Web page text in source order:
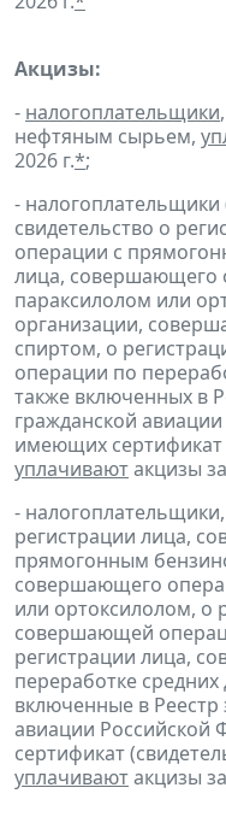
Акцизы:
- налогоплательщики
нефтяным сырьем,
2026 г.*;
-
свидетельство о
операции с
лица, совершающего
параксилолом или
организации,
спиртом, о
операции по
также включенных в
гражданской
имеющих сертификат
уплачиваютакцизы
-
регистрации лица,
прямогонным
совершающего
или ортоксилолом, о
совершающей
регистрации лица,
переработке средних
включенные в Реестр
авиации
сертификат
уплачиваютакцизы